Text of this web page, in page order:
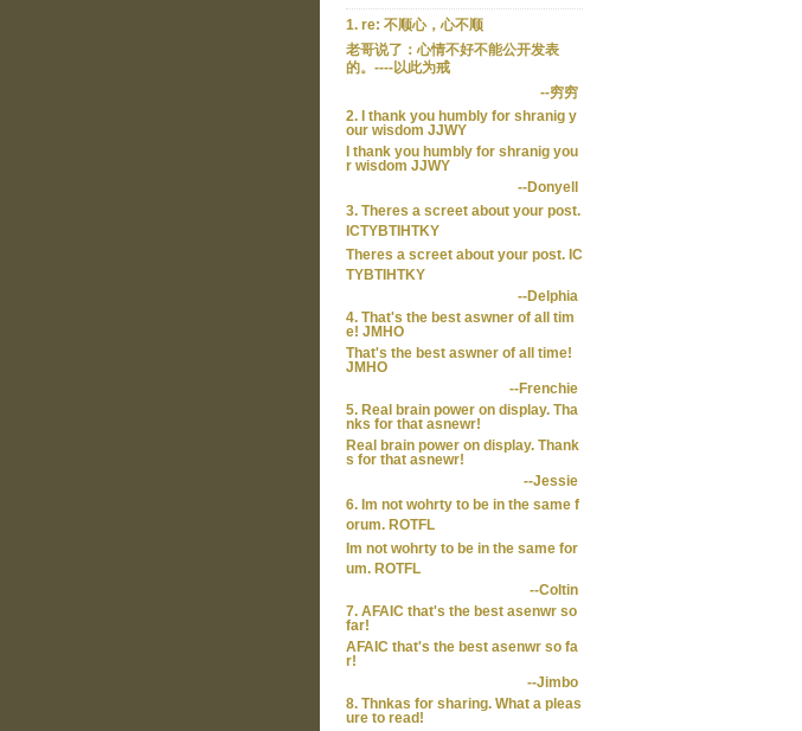
1. re: 不顺心，心不顺
老哥说了：心情不好不能公开发表
的。----以此为戒
--穷穷
2. I thank you humbly for shranig y
our wisdom JJWY
I thank you humbly for shranig you
r wisdom JJWY
--Donyell
3. Theres a screet about your post.
ICTYBTIHTKY
Theres a screet about your post. IC
TYBTIHTKY
--Delphia
4. That's the best aswner of all tim
e! JMHO
That's the best aswner of all time!
JMHO
--Frenchie
5. Real brain power on display. Tha
nks for that asnewr!
Real brain power on display. Thank
s for that asnewr!
--Jessie
6. Im not wohrty to be in the same f
orum. ROTFL
Im not wohrty to be in the same for
um. ROTFL
--Coltin
7. AFAIC that's the best asenwr so
far!
AFAIC that's the best asenwr so fa
r!
--Jimbo
8. Thnkas for sharing. What a pleas
ure to read!